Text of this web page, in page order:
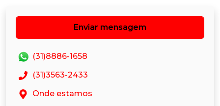
Enviar mensagem
(31)8886-1658
(31)3563-2433
Onde estamos